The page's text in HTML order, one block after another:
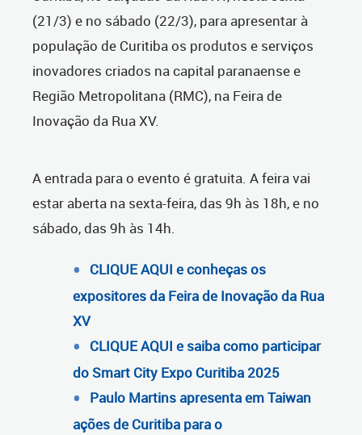
(21/3) e no sábado (22/3), para apresentar à
população de Curitiba os produtos e serviços
inovadores criados na capital paranaense e
Região Metropolitana (RMC), na Feira de
Inovação da Rua XV.
A entrada para o evento é gratuita. A feira vai
estar aberta na sexta-feira, das 9h às 18h, e no
sábado, das 9h às 14h.
CLIQUE AQUI e conheças os
expositores da Feira de Inovação da Rua
XV
CLIQUE AQUI e saiba como participar
do Smart City Expo Curitiba 2025
Paulo Martins apresenta em Taiwan
ações de Curitiba para o